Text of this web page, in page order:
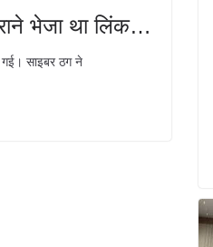
भेजा था लिंक…
गई। साइबर ठग ने